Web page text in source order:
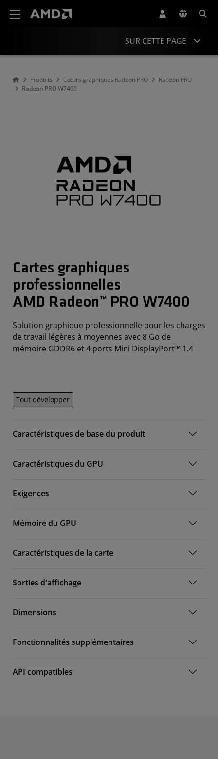
SUR CETTE PAGE
Produits Cœurs graphiques Radeon PRO
Radeon PRO
Radeon PRO W7400
Cartes graphiques
professionnelles
AMD Radeon™ PRO W7400
Solution graphique professionnelle pour les charges
de travail légères à moyennes avec 8 Go de
mémoire GDDR6 et 4 ports Mini DisplayPort™ 1.4
Tout développer
Caractéristiques de base du produit
Caractéristiques du GPU
Exigences
Mémoire du GPU
Caractéristiques de la carte
Sorties d'affichage
Dimensions
Fonctionnalités supplémentaires
API compatibles